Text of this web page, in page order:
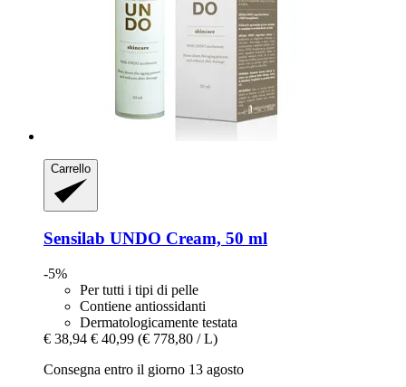
Carrello
Sensilab UNDO Cream, 50 ml
-5%
Per tutti i tipi di pelle
Contiene antiossidanti
Dermatologicamente testata
€ 38,94 € 40,99 (€ 778,80 / L)
Consegna entro il giorno 13 agosto